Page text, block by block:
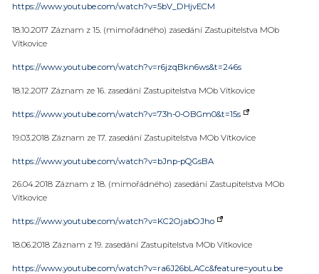
https://www.youtube.com/watch?v=5bV_DHjvECM
18.10.2017 Záznam z 15. (mimořádného) zasedání Zastupitelstva MOb
Vítkovice
https://www.youtube.com/watch?v=r6jzqBkn6ws&t=246s
18.12.2017 Záznam ze 16. zasedání Zastupitelstva MOb Vítkovice
https://www.youtube.com/watch?v=73h-0-OBGm0&t=15s
19.03.2018 Záznam ze 17. zasedání Zastupitelstva MOb Vítkovice
https://www.youtube.com/watch?v=bJnp-pQGsBA
26.04.2018 Záznam z 18. (mimořádného) zasedání Zastupitelstva MOb
Vítkovice
https://www.youtube.com/watch?v=KC2OjabOJho
18.06.2018 Záznam z 19. zasedání Zastupitelstva MOb Vítkovice
https://www.youtube.com/watch?v=ra6J26bLACc&feature=youtu.be